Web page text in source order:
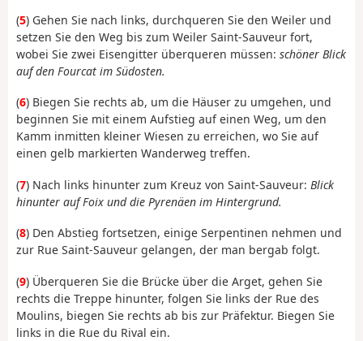
(5) Gehen Sie nach links, durchqueren Sie den Weiler und
setzen Sie den Weg bis zum Weiler Saint-Sauveur fort,
wobei Sie zwei Eisengitter überqueren müssen: schöner Blick
auf den Fourcat im Südosten.
(6) Biegen Sie rechts ab, um die Häuser zu umgehen, und
beginnen Sie mit einem Aufstieg auf einen Weg, um den
Kamm inmitten kleiner Wiesen zu erreichen, wo Sie auf
einen gelb markierten Wanderweg treffen.
(7) Nach links hinunter zum Kreuz von Saint-Sauveur: Blick
hinunter auf Foix und die Pyrenäen im Hintergrund.
(8) Den Abstieg fortsetzen, einige Serpentinen nehmen und
zur Rue Saint-Sauveur gelangen, der man bergab folgt.
(9) Überqueren Sie die Brücke über die Arget, gehen Sie
rechts die Treppe hinunter, folgen Sie links der Rue des
Moulins, biegen Sie rechts ab bis zur Präfektur. Biegen Sie
links in die Rue du Rival ein.